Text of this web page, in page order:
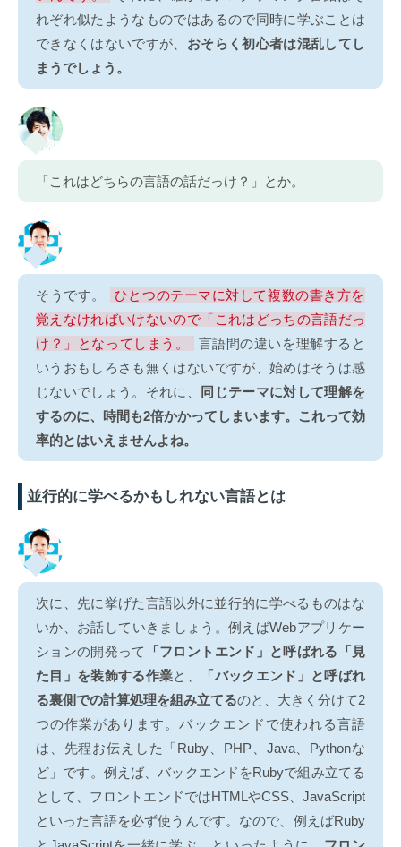
れぞれ似たようなものではあるので同時に学ぶことは
できなくはないですが、 おそらく初心者は混乱してし
まうでしょう。
「これはどちらの言語の話だっけ？」とか。
そうです。
ひとつのテーマに対して複数の書き方を
覚えなければいけないので「これはどっちの言語だっ
け？」となってしまう。
言語間の違いを理解すると
いうおもしろさも無くはないですが、始めはそうは感
じないでしょう。それに、
同じテーマに対して理解を
するのに、時間も2倍かかってしまいます。これって効
率的とはいえませんよね。
並行的に学べるかもしれない言語とは
次に、先に挙げた言語以外に並行的に学べるものはな
いか、お話していきましょう。例えばWebアプリケー
ションの開発って
「フロントエンド」と呼ばれる「見
た目」を装飾する作業と、
「バックエンド」と呼ばれ
る裏側での計算処理を組み立てるのと、大きく分けて2
つの作業があります。バックエンドで使われる言語
は、先程お伝えした「Ruby、PHP、Java、Pythonな
ど」です。例えば、バックエンドをRubyで組み立てる
として、フロントエンドではHTMLやCSS、JavaScript
といった言語を必ず使うんです。なので、例えばRuby